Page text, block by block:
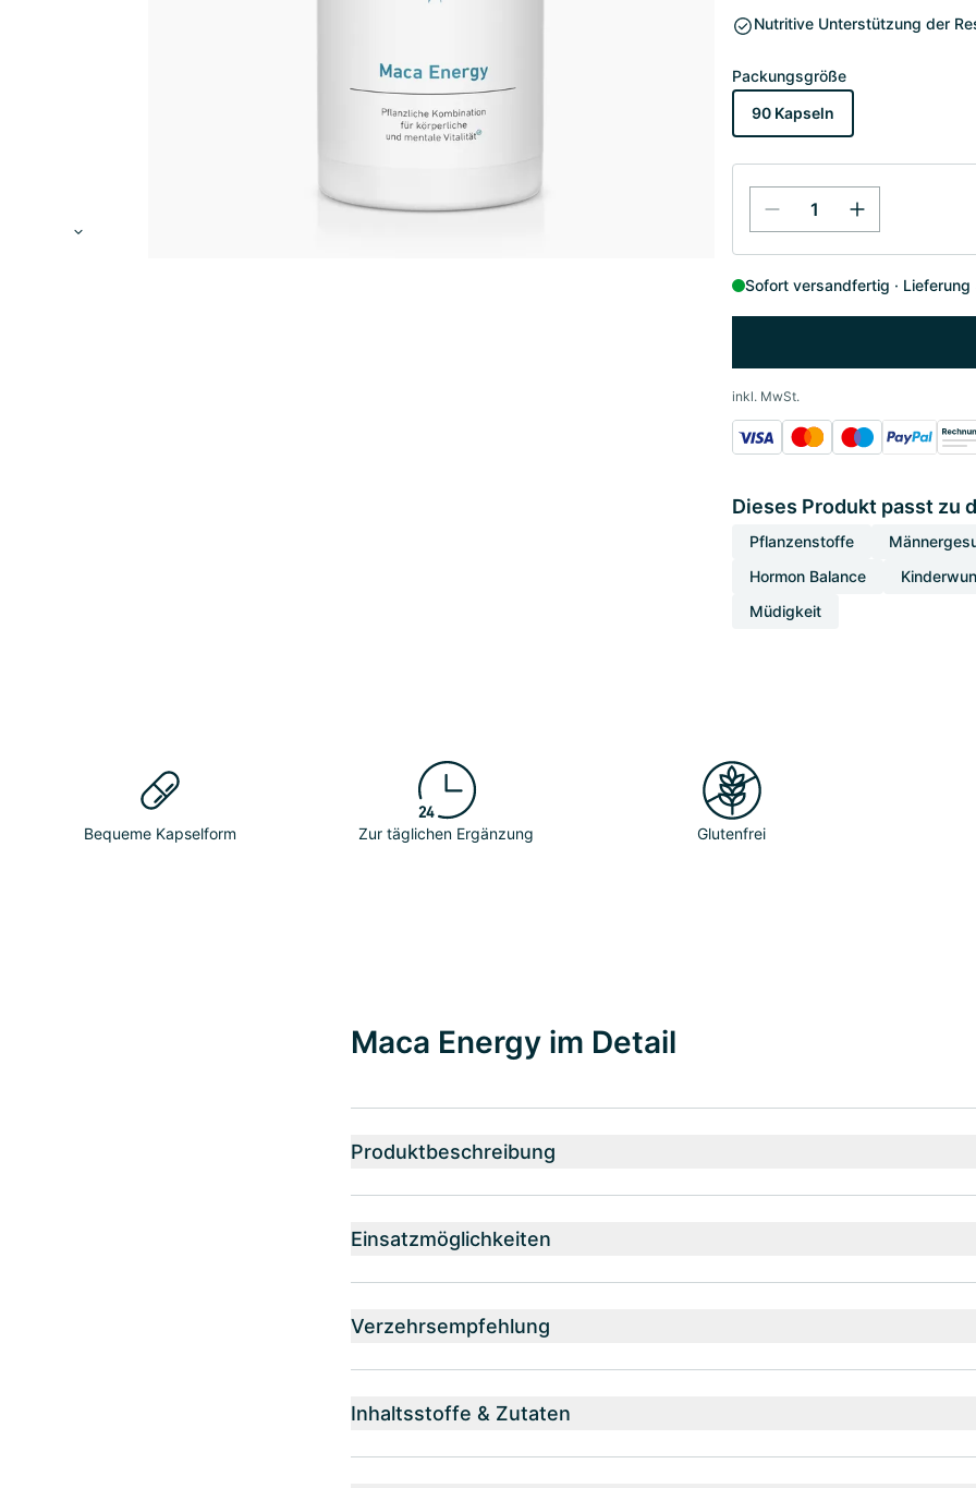
Nutritive Unterstützung der
Packungsgröße
90 Kapseln
Sofort versandfertig
inkl. MwSt.
Dieses Produkt passt zu
Pflanzenstoffe
Hormon Balance
Müdigkeit
Bequeme Kapselform Zur täglichen Ergänzung Glutenfrei
Maca Energy im Detail
Produktbeschreibung
Einsatzmöglichkeiten
Verzehrsempfehlung
Inhaltsstoffe & Zutaten